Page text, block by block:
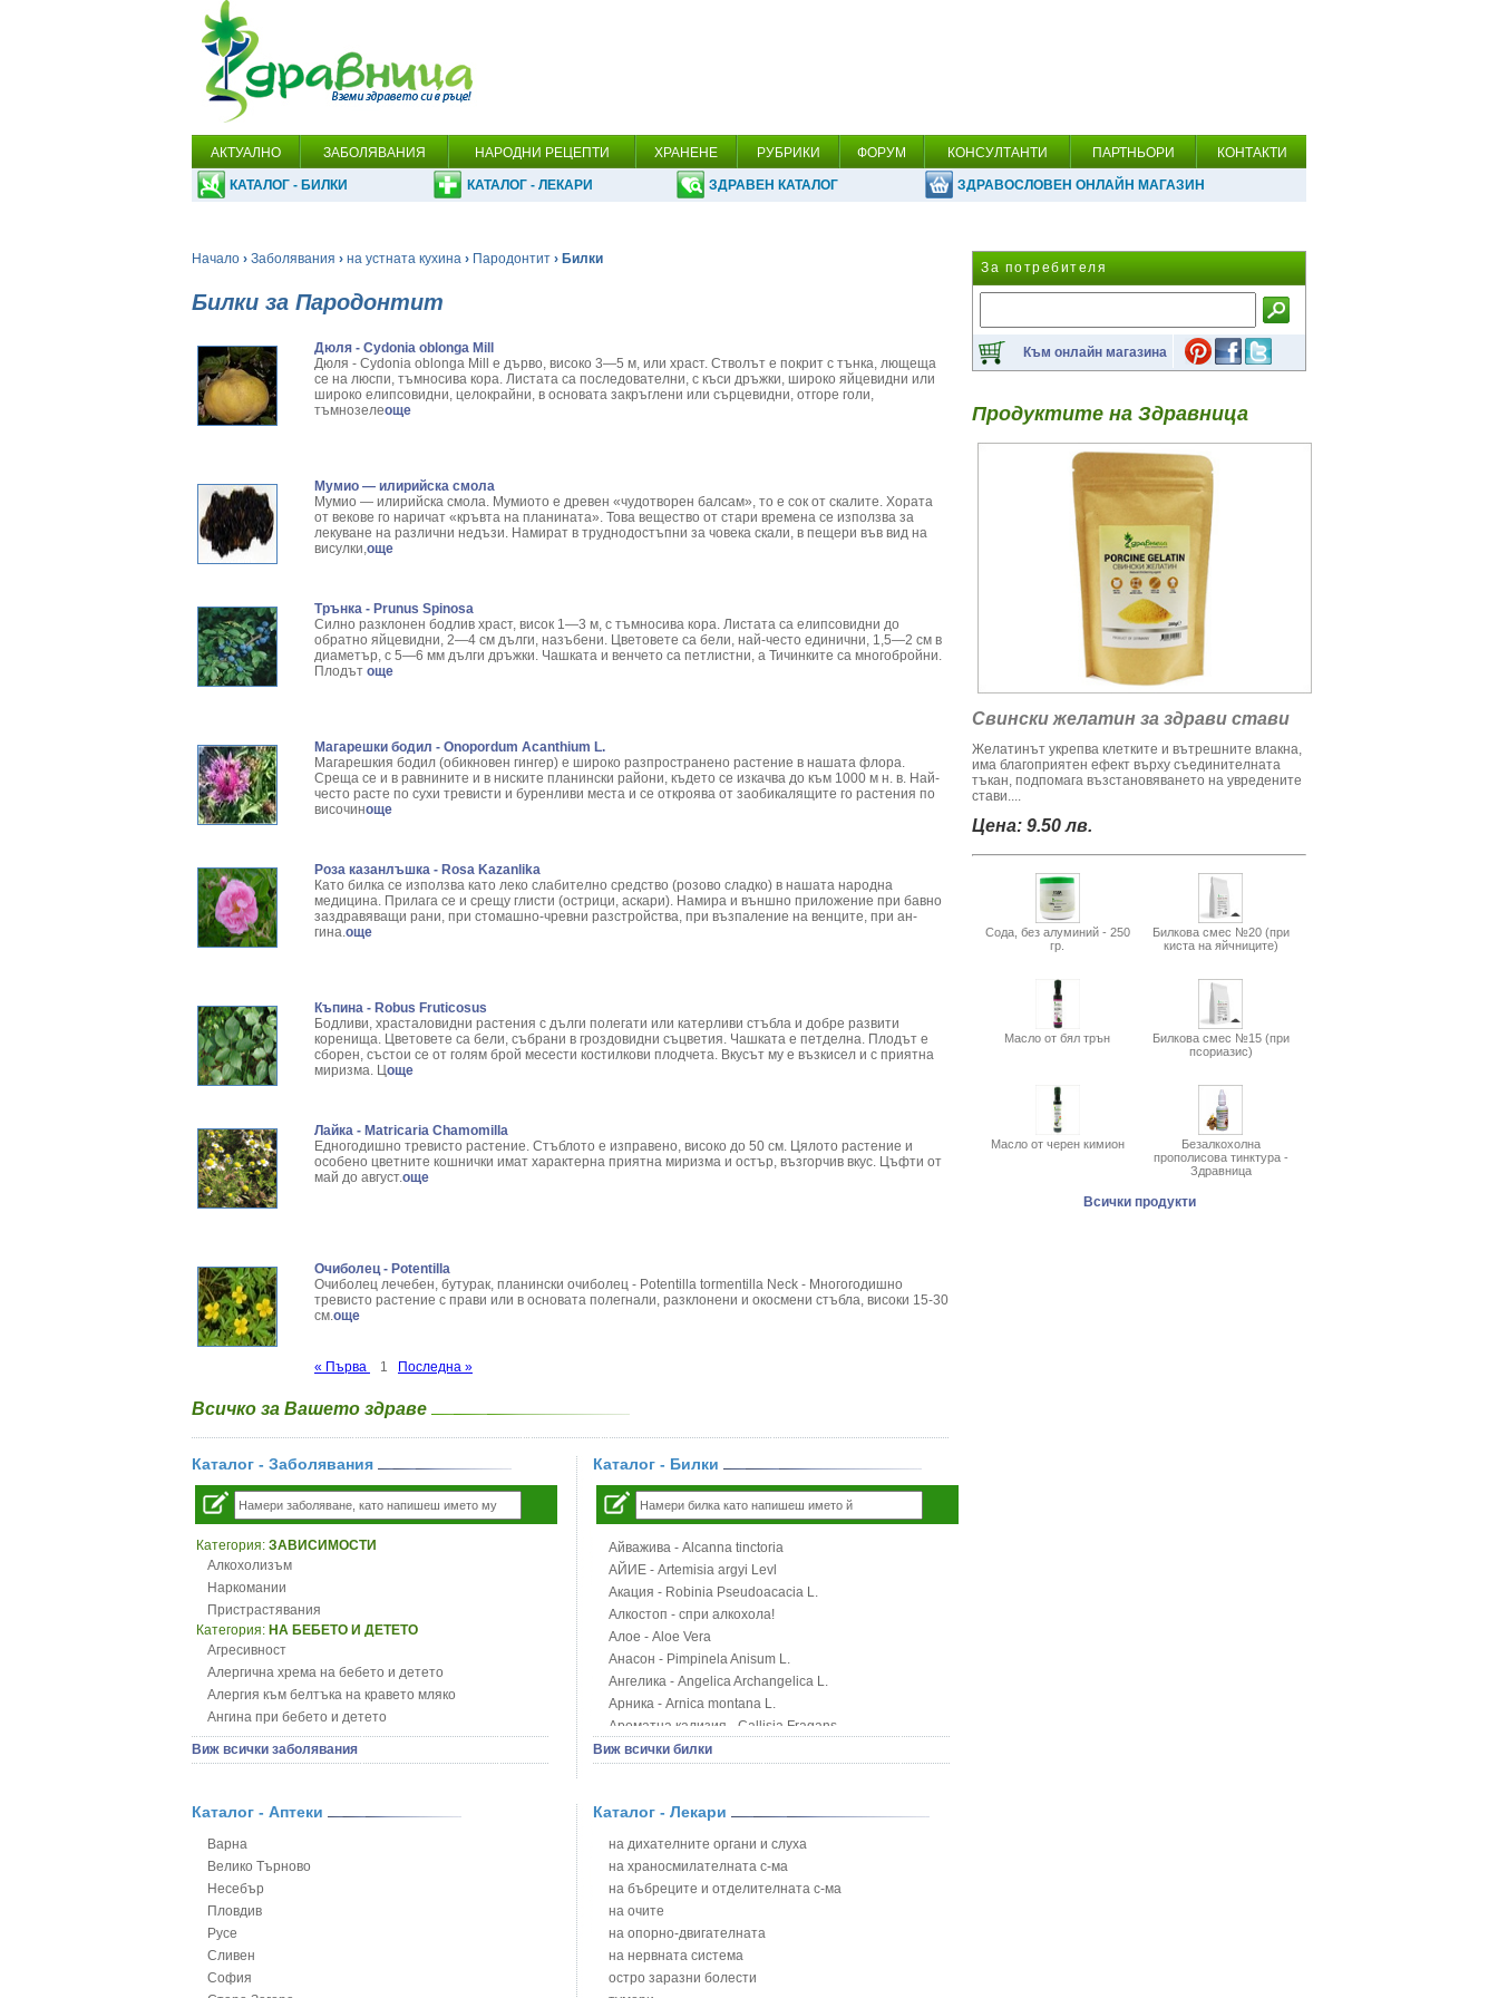
АКТУАЛНО ЗАБОЛЯВАНИЯ НАРОДНИ РЕЦЕПТИ ХРАНЕНЕ РУБРИКИ ФОРУМ КОНСУЛТАНТИ ПАРТНЬОРИ КОНТАКТИ
КАТАЛОГ - БИЛКИ КАТАЛОГ - ЛЕКАРИ ЗДРАВЕН КАТАЛОГ ЗДРАВОСЛОВЕН ОНЛАЙН МАГАЗИН
Начало › Заболявания › на устната кухина › Пародонтит › Билки
Билки за Пародонтит
Дюля - Cydonia oblonga Mill
Дюля - Cydonia oblonga Mill е дърво, високо 3—5 м, или храст. Стволът е покрит с тънка, лющеща
се на люспи, тъмносива кора. Листата са последователни, с къси дръжки, широко яйцевидни или
широко елипсо­видни, целокрайни, в основата закръглени или сърцевидни, отгоре голи,
тъмнозелеоще
Мумио — илирийска смола
Мумио — илирийска смола. Мумиото е древен «чудотворен балсам», то е сок от скалите. Хората
от векове го наричат «кръвта на планината». Това вещество от стари времена се използва за
лекуване на различни недъзи. Намират в труднодостъпни за човека скали, в пещери във вид на
висулки,още
Трънка - Prunus Spinosa
Силно разклонен бодлив храст, висок 1—3 м, с тъмносива кора. Листата са елипсовидни до
обратно яйцевидни, 2—4 см дълги, назъбени. Цветовете са бели, най-често единични, 1,5—2 см в
диаметър, с 5—6 мм дълги дръжки. Чашката и венчето са петлистни, а Тичинките са многобройни.
Плодът още
Магарешки бодил - Onopordum Acanthium L.
Магарешкия бодил (обикновен гингер) е широко разпространено растение в нашата флора.
Среща се и в равнините и в ниските планински райони, където се изкачва до към 1000 м н. в. Най-
често расте по сухи тревисти и буренливи места и се откроява от заобикалящите го растения по
височиноще
Роза казанлъшка - Rosa Kazanlika
Като билка се използва като леко слабително средство (розово сладко) в нашата народна
медицина. Прилага се и срещу глисти (острици, аскари). Намира и външно приложение при бавно
заздравяващи рани, при стомашно-чревни разстройства, при възпаление на венците, при ан­
гина.още
Къпина - Robus Fruticosus
Бодливи, храсталовидни растения с дълги полегати или катерливи стъбла и добре развити
коренища. Цветовете са бели, събрани в гроздовидни съцветия. Чашката е петделна. Плодът е
сборен, състои се от голям брой месести костилкови плодчета. Вкусът му е възкисел и с приятна
миризма. Цоще
Лайка - Matricaria Chamomilla
Едногодишно тревисто растение. Стъблото е изправено, високо до 50 см. Цялото растение и
особено цветните кошнички имат характерна приятна миризма и остър, възгорчив вкус. Цъфти от
май до август.още
Очиболец - Potentilla
Очиболец лечебен, бутурак, планински очиболец - ­Potentilla tormentilla Neck - Многогодишно
тревисто растение с прави или в основата полегнали, разклонени и окосмени стъбла, високи 15-­30
см.още
« Първа 1 Последна »
Всичко за Вашето здраве
Каталог - Заболявания
Категория: ЗАВИСИМОСТИ
Алкохолизъм
Наркомании
Пристрастявания
Категория: НА БЕБЕТО И ДЕТЕТО
Агресивност
Алергична хрема на бебето и детето
Алергия към белтъка на кравето мляко
Ангина при бебето и детето
Анемия при бебето и детето
Апетит - пълни деца
Безапетитие при бебето и детето
Бронхит и пневмония при деца
Варицела
Висока температура на бебето и детето
Възпаление на ушите на бебето и детето
Глисти
Грижа за пъпа на новороденото
Грип при бебето и детето
Виж всички заболявания
Каталог - Билки
Айважива - Alcanna tinctoria
АЙИЕ - Artemisia argyi Levl
Акация - Robinia Pseudoacacia L.
Алкостоп - спри алкохола!
Алое - Aloe Vera
Анасон - Pimpinela Anisum L.
Ангелика - Angelica Archangelica L.
Арника - Arnica montana L.
Ароматна кализия - Callisia Fragans
Арония - Sorbus melanocorpa
Блатен аир - Acorus calamus L.
Блатен тъжник - Spirea ulmaria L.
Блян
Бобови шушулки - Phaseolus Vulgaris L.
Божур - Paeonia Decora
Борови връхчета - Pinus sylvestris
Босилек - Ocimum Basillicum
Брей - Tamus Communis
Брош - Rubia tinctorum L.
Виж всички билки
Каталог - Аптеки
Варна
Велико Търново
Несебър
Пловдив
Русе
Сливен
София
Каталог - Лекари
на дихателните органи и слуха
на храносмилателната с-ма
на бъбреците и отделителната с-ма
на очите
на опорно-двигателната
на нервната система
остро заразни болести
За потребителя
Към онлайн магазина
Продуктите на Здравница
Свински желатин за здрави стави
Желатинът укрепва клетките и вътрешните влакна,
има благоприятен ефект върху съединителната
тъкан, подпомага възстановяването на увредените
стави....
Цена: 9.50 лв.
Сода, без алуминий - 250
гр.
Билкова смес №20 (при
киста на яйчниците)
Масло от бял трън
Билкова смес №15 (при
псориазис)
Масло от черен кимион
Безалкохолна
прополисова тинктура -
Здравница
Всички продукти